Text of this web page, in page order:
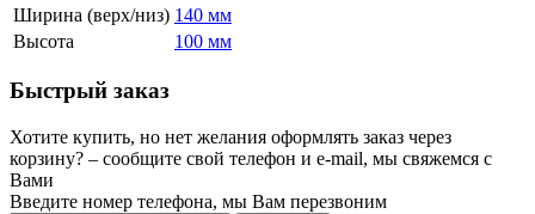
Ширина (верх/низ) 140 мм
Высота
100 мм
Быстрый заказ
Хотите купить, но нет желания оформлять заказ через
корзину? – сообщите свой телефон и e-mail, мы свяжемся с
Вами
Введите номер телефона, мы Вам перезвоним